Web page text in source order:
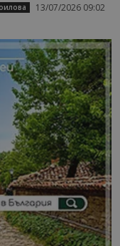
13/07/2026 09:02